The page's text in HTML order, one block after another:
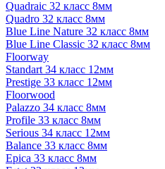
Quadraic 32 класс 8мм
Quadro 32 класс 8мм
Blue Line Nature 32 класс 8мм
Blue Line Classic 32 класс 8мм
Floorway
Standart 34 класс 12мм
Prestige 33 класс 12мм
Floorwood
Palazzo 34 класс 8мм
Profile 33 класс 8мм
Serious 34 класс 12мм
Balance 33 класс 8мм
Epica 33 класс 8мм